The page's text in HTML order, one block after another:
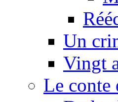
Un
Vingt
Le conte